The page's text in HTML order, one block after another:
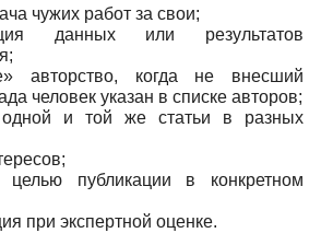
чужих работ за свои;
данных или результатов
авторство, когда не внесший
человек указан в списке авторов;
одной и той же статьи в разных
публикации в конкретном
при экспертной оценке.